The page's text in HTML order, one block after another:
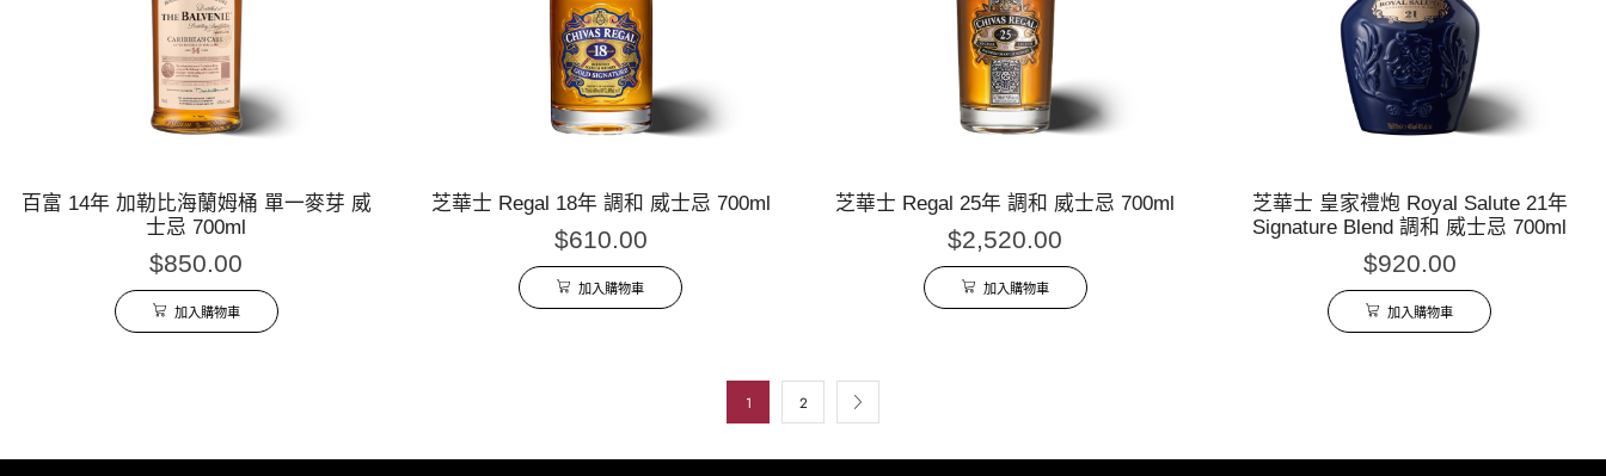
百富 14年 加勒比海蘭姆桶 單一麥芽 威
士忌 700ml
$850.00
加入購物車
芝華士 Regal 18年 調和 威士忌 700ml
$610.00
加入購物車
芝華士 Regal 25年 調和 威士忌 700ml
$2,520.00
加入購物車
芝華士 皇家禮炮 Royal Salute 21年
Signature Blend 調和 威士忌 700ml
$920.00
加入購物車
1 2